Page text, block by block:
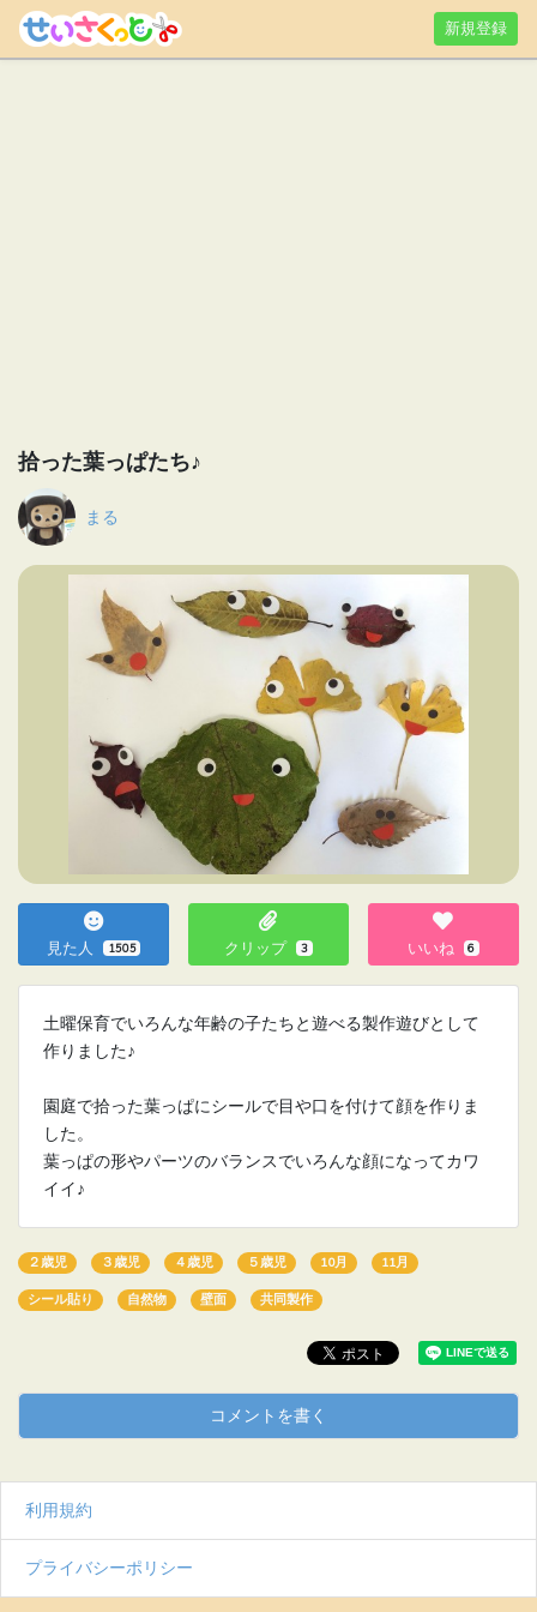
新規登録
拾った葉っぱたち♪
まる
見た人 1505 クリップ 3 いいね 6
土曜保育でいろんな年齢の子たちと遊べる製作遊びとして
作りました♪
園庭で拾った葉っぱにシールで目や口を付けて顔を作りま
した。
葉っぱの形やパーツのバランスでいろんな顔になってカワ
イイ♪
２歳児 ３歳児 ４歳児 ５歳児 10月 11月
シール貼り 自然物 壁面 共同製作
コメントを書く
利用規約
プライバシーポリシー